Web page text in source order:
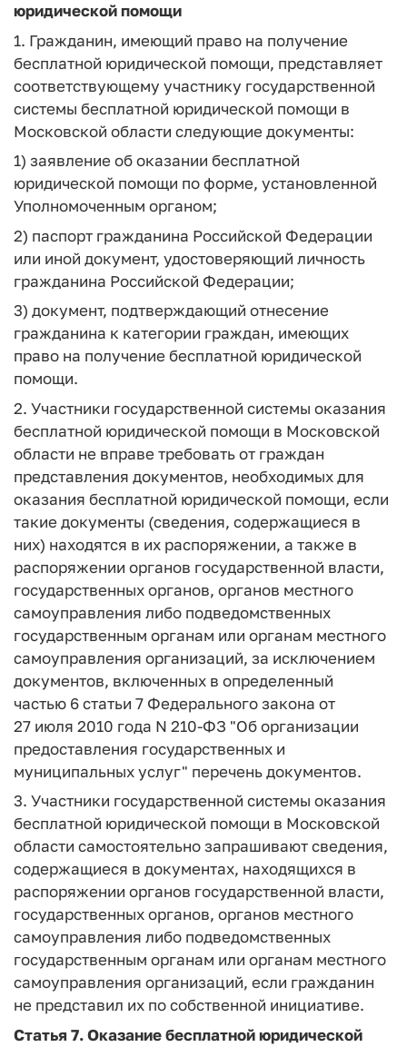
юридической помощи
1. Гражданин, имеющий право на получение
бесплатной юридической помощи, представляет
соответствующему участнику государственной
системы бесплатной юридической помощи в
Московской области следующие документы:
1) заявление об оказании бесплатной
юридической помощи по форме, установленной
Уполномоченным органом;
2) паспорт гражданина Российской Федерации
или иной документ, удостоверяющий личность
гражданина Российской Федерации;
3) документ, подтверждающий отнесение
гражданина к категории граждан, имеющих
право на получение бесплатной юридической
помощи.
2. Участники государственной системы оказания
бесплатной юридической помощи в Московской
области не вправе требовать от граждан
представления документов, необходимых для
оказания бесплатной юридической помощи, если
такие документы (сведения, содержащиеся в
них) находятся в их распоряжении, а также в
распоряжении органов государственной власти,
государственных органов, органов местного
самоуправления либо подведомственных
государственным органам или органам местного
самоуправления организаций, за исключением
документов, включенных в определенный
частью 6 статьи 7 Федерального закона от
27 июля 2010 года N 210-ФЗ "Об организации
предоставления государственных и
муниципальных услуг" перечень документов.
3. Участники государственной системы оказания
бесплатной юридической помощи в Московской
области самостоятельно запрашивают сведения,
содержащиеся в документах, находящихся в
распоряжении органов государственной власти,
государственных органов, органов местного
самоуправления либо подведомственных
государственным органам или органам местного
самоуправления организаций, если гражданин
не представил их по собственной инициативе.
Статья 7.Оказание бесплатной юридической